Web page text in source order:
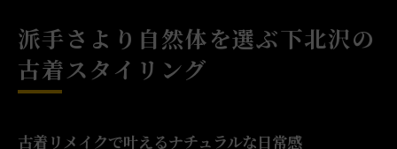
派手さより自然体を選ぶ下北沢の
古着スタイリング
古着リメイクで叶えるナチュラルな日常感